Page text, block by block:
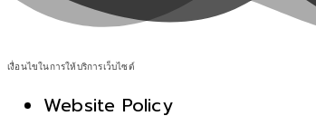
เงื่อนไขในการให้บริการเว็บไซต์
Website Policy